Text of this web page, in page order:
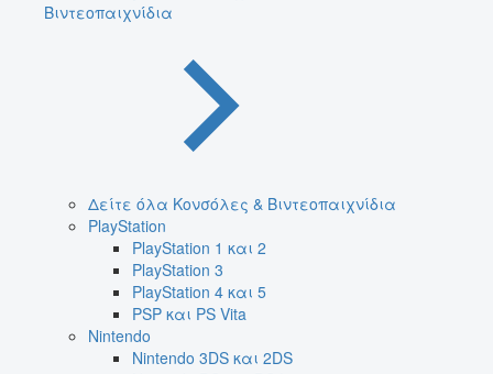
Βιντεοπαιχνίδια
Δείτε όλα Κονσόλες & Βιντεοπαιχνίδια
PlayStation
PlayStation 1 και 2
PlayStation 3
PlayStation 4 και 5
PSP και PS Vita
Nintendo
Nintendo 3DS και 2DS